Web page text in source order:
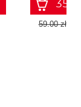
59.00 zł